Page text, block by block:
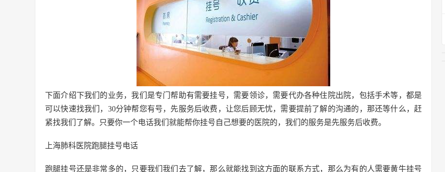
下面介绍下我们的业务，我们是专门帮助有需要挂号，需要领诊，需要代办各种住院出院，包括手术等，都是
可以快速找我们，30分钟帮您有号，先服务后收费，让您后顾无忧，需要提前了解的沟通的，那还等什么，赶
紧找我们了解。只要你一个电话我们就能帮你挂号自己想要的医院的，我们的服务是先服务后收费。
上海肺科医院跑腿挂号电话
跑腿挂号还是非常多的，只要我们我们去了解，那么就能找到这方面的联系方式，那么为有的人需要黄牛挂号